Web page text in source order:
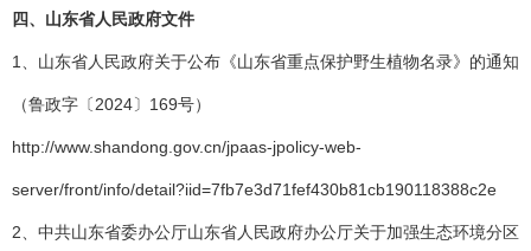
四、 山东省人民政府文件
1、山东省人民政府关于公布《山东省重点保护野生植物名录》的通知
（鲁政字〔2024〕169号）
http://www.shandong.gov.cn/jpaas-jpolicy-web-
server/front/info/detail?iid=7fb7e3d71fef430b81cb190118388c2e
2、中共山东省委办公厅山东省人民政府办公厅关于加强生态环境分区